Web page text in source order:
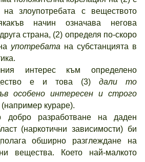
на злоупотребата с веществото
начин означава негова
страна, (2) определя по-скоро
употребата на субстанцията в
интерес към определено
е и това (3) дали то
особено интересен и строго
(например кураре).
добро разработване на даден
(наркотични зависимости) би
обширно разглеждане на
вещества. Което най-малкото